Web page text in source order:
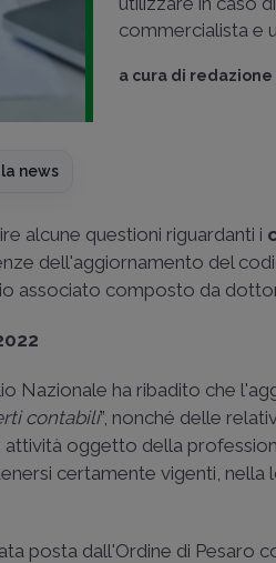
commercialista e
a cura di
news
alcune questioni riguardanti i
dell'aggiornamento del
associato composto da
Nazionale ha ribadito che
contabili”, nonché delle
attività oggetto della
certamente vigenti,
posta dall'Ordine di Pesaro